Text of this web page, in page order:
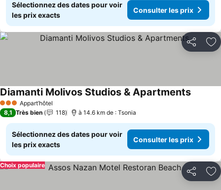
Sélectionnez des dates pour voir
les prix exacts
Consulter les prix
Partager
3 ÉtoilesAppart’hôtel
Diamanti Molivos Studios & Apartments
8,1 Très bien 118 à 14.6 km de : Tsonia
Sélectionnez des dates pour voir
les prix exacts
Consulter les prix
Partager
Choix populaire